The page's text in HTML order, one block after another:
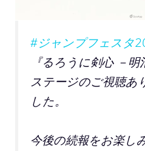
#ジャンプフェスタ
『るろうに剣心 －明
ステージのご視聴あ
した。
今後の続報をお楽し